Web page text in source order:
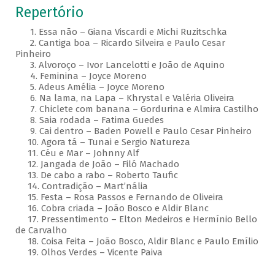
Repertório
1. Essa não – Giana Viscardi e Michi Ruzitschka
2. Cantiga boa – Ricardo Silveira e Paulo Cesar
Pinheiro
3. Alvoroço – Ivor Lancelotti e João de Aquino
4. Feminina – Joyce Moreno
5. Adeus Amélia – Joyce Moreno
6. Na lama, na Lapa – Khrystal e Valéria Oliveira
7. Chiclete com banana – Gordurina e Almira Castilho
8. Saia rodada – Fatima Guedes
9. Cai dentro – Baden Powell e Paulo Cesar Pinheiro
10. Agora tá – Tunai e Sergio Natureza
11. Céu e Mar – Johnny Alf
12. Jangada de João – Filó Machado
13. De cabo a rabo – Roberto Taufic
14. Contradição – Mart’nália
15. Festa – Rosa Passos e Fernando de Oliveira
16. Cobra criada – João Bosco e Aldir Blanc
17. Pressentimento – Elton Medeiros e Hermínio Bello
de Carvalho
18. Coisa Feita – João Bosco, Aldir Blanc e Paulo Emílio
19. Olhos Verdes – Vicente Paiva